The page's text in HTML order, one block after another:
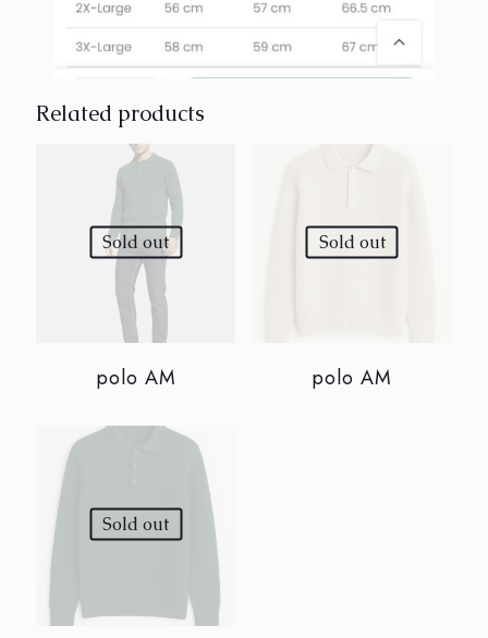
Related products
Sold out
polo AM
Sold out
polo AM
Sold out